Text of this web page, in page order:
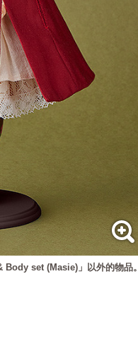
set (Masie)」以外的物品。